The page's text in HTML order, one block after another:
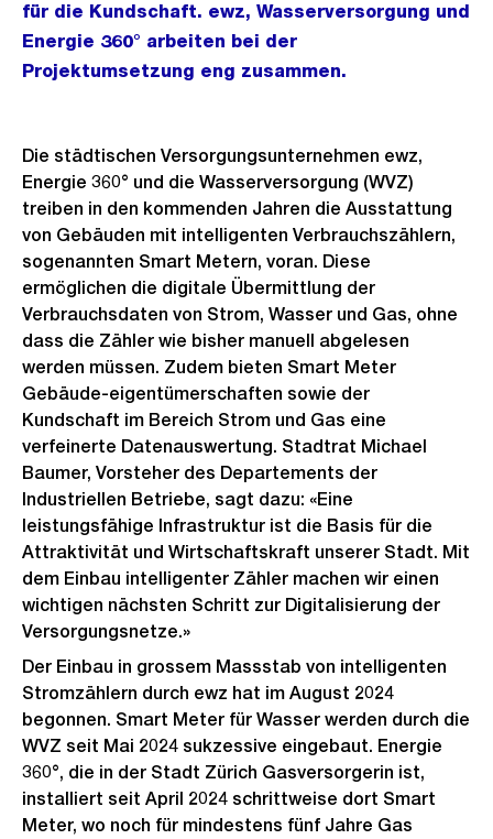
für die Kundschaft. ewz, Wasserversorgung und
Energie 360° arbeiten bei der
Projektumsetzung eng zusammen.
Die städtischen Versorgungsunternehmen ewz,
Energie 360° und die Wasserversorgung (WVZ)
treiben in den kommenden Jahren die Ausstattung
von Gebäuden mit intelligenten Verbrauchszählern,
sogenannten Smart Metern, voran. Diese
ermöglichen die digitale Übermittlung der
Verbrauchsdaten von Strom, Wasser und Gas, ohne
dass die Zähler wie bisher manuell abgelesen
werden müssen. Zudem bieten Smart Meter
Gebäude-eigentümerschaften sowie der
Kundschaft im Bereich Strom und Gas eine
verfeinerte Datenauswertung. Stadtrat Michael
Baumer, Vorsteher des Departements der
Industriellen Betriebe, sagt dazu: «Eine
leistungsfähige Infrastruktur ist die Basis für die
Attraktivität und Wirtschaftskraft unserer Stadt. Mit
dem Einbau intelligenter Zähler machen wir einen
wichtigen nächsten Schritt zur Digitalisierung der
Versorgungsnetze.»
Der Einbau in grossem Massstab von intelligenten
Stromzählern durch ewz hat im August 2024
begonnen. Smart Meter für Wasser werden durch die
WVZ seit Mai 2024 sukzessive eingebaut. Energie
360°, die in der Stadt Zürich Gasversorgerin ist,
installiert seit April 2024 schrittweise dort Smart
Meter, wo noch für mindestens fünf Jahre Gas